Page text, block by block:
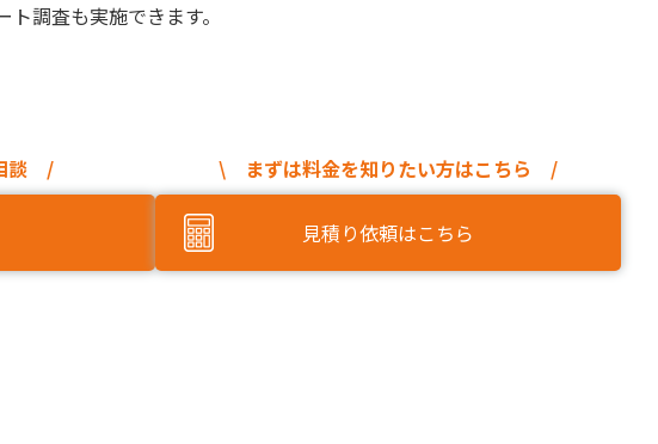
調査も実施できます。
談 / \ まずは料金を知りたい方はこちら /
見積り依頼はこちら